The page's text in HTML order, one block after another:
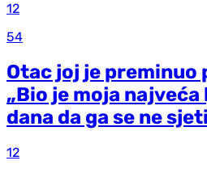
12
54
Otac joj je preminuo
„Bio je moja najveća
dana da ga se ne
12